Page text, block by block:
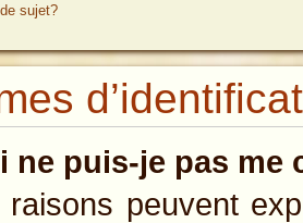
sujet?
ne puis-je pas me
raisons peuvent